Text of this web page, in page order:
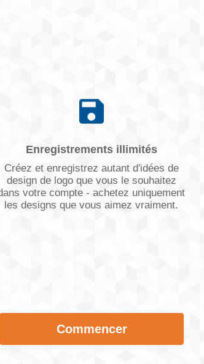
Enregistrements illimités
Créez et enregistrez autant d'idées de
design de logo que vous le souhaitez
votre compte - achetez uniquement
les designs que vous aimez vraiment.
Commencer